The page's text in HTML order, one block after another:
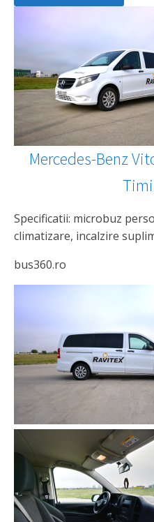
Mercedes-Benz
Specificatii: microbuz
climatizare, incalzire
bus360.ro